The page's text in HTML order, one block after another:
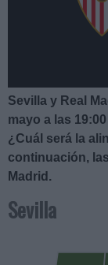
Sevilla y Real
mayo a las 19:00
¿Cuál será la
continuación,
Madrid.
Sevilla